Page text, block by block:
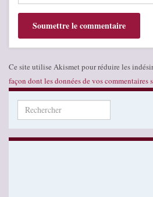
Ce site utilise Akismet pour réduire les
façon dont les données de vos commentaires
Search for: